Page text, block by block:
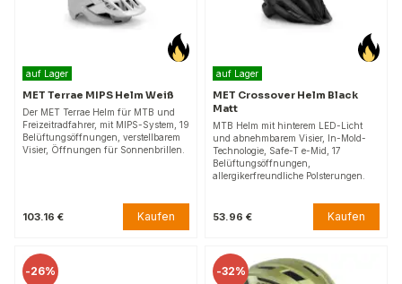
auf Lager
MET Terrae MIPS Helm Weiß
Der MET Terrae Helm für MTB und
Freizeitradfahrer, mit MIPS-System, 19
Belüftungsöffnungen, verstellbarem
Visier, Öffnungen für Sonnenbrillen.
103.16 € Kaufen
auf Lager
MET Crossover Helm Black
Matt
MTB Helm mit hinterem LED-Licht
und abnehmbarem Visier, In-Mold-
Technologie, Safe-T e-Mid, 17
Belüftungsöffnungen,
allergikerfreundliche Polsterungen.
53.96 € Kaufen
-26% -32%